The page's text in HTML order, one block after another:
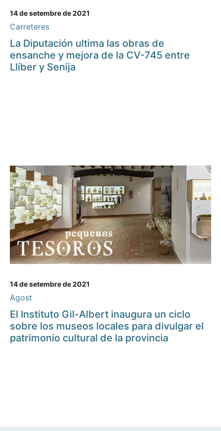
14 de setembre de 2021
Carreteres
La Diputación ultima las obras de
ensanche y mejora de la CV-745 entre
Llíber y Senija
14 de setembre de 2021
Agost
El Instituto Gil-Albert inaugura un ciclo
sobre los museos locales para divulgar el
patrimonio cultural de la provincia